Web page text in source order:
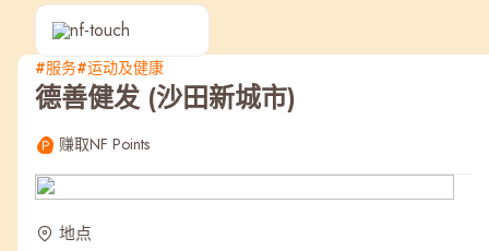
热门
最近搜寻纪录
#服务#运动及健康
德善健发 (沙田新城市)
赚取NF Points
地点